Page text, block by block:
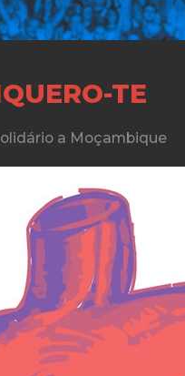
TE
a Moçambique